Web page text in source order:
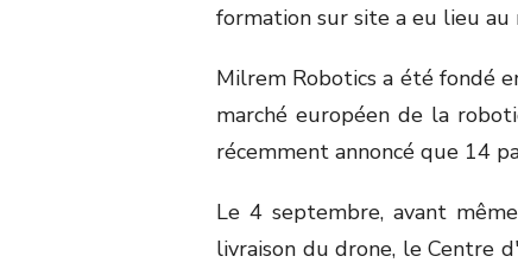
formation sur site a eu lieu
Milrem Robotics a été fondé
marché européen de la
récemment annoncé que 14
Le 4 septembre, avant
livraison du drone, le Centre